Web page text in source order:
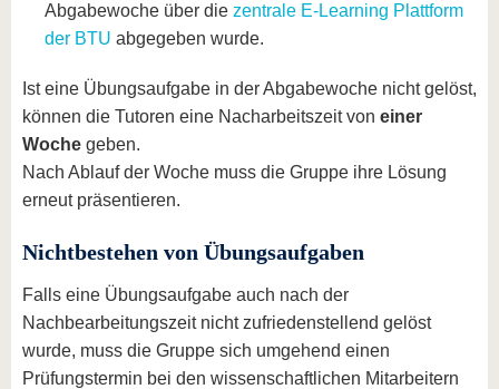
Abgabewoche über die zentrale E-Learning Plattform
der BTU abgegeben wurde.
Ist eine Übungsaufgabe in der Abgabewoche nicht gelöst,
können die Tutoren eine Nacharbeitszeit von einer
Woche geben.
Nach Ablauf der Woche muss die Gruppe ihre Lösung
erneut präsentieren.
Nichtbestehen von Übungsaufgaben
Falls eine Übungsaufgabe auch nach der
Nachbearbeitungszeit nicht zufriedenstellend gelöst
wurde, muss die Gruppe sich umgehend einen
Prüfungstermin bei den wissenschaftlichen Mitarbeitern